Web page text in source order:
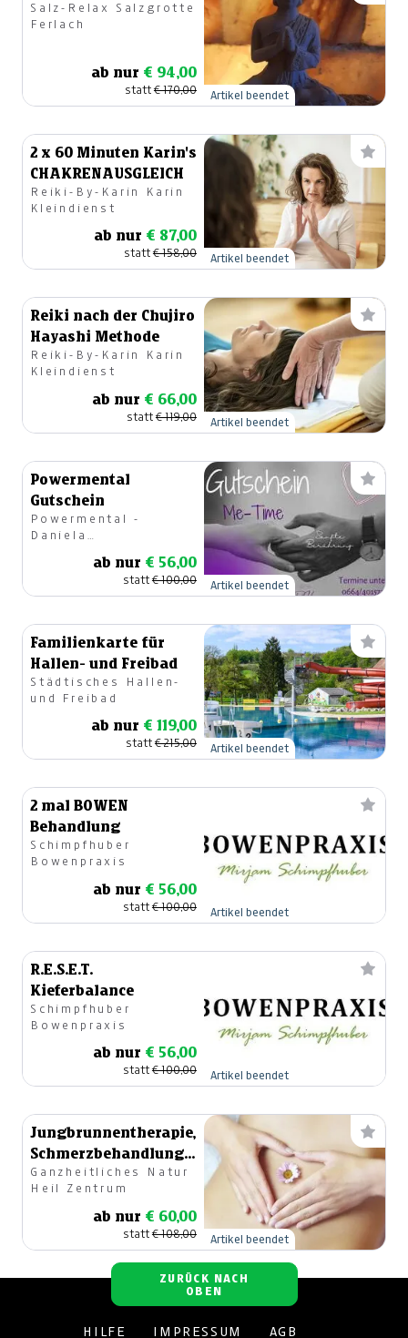
Salz-Relax Salzgrotte
Ferlach
ab nur € 94,00
statt€ 170,00 Artikel beendet
2 x 60 Minuten Karin's
CHAKRENAUSGLEICH
Reiki-By-Karin Karin
Kleindienst
ab nur € 87,00
statt€ 158,00 Artikel beendet
Reiki nach der Chujiro
Hayashi Methode
Reiki-By-Karin Karin
Kleindienst
ab nur € 66,00
statt€ 119,00 Artikel beendet
Powermental
Gutschein
Powermental -
Daniela
ab nur € 56,00
statt€ 100,00 Artikel beendet
Familienkarte für
Hallen- und Freibad
Städtisches Hallen-
und Freibad
ab nur € 119,00
statt€ 215,00 Artikel beendet
2 mal BOWEN
Behandlung
Schimpfhuber
Bowenpraxis
ab nur € 56,00
statt€ 100,00 Artikel beendet
R.E.S.E.T.
Kieferbalance
Schimpfhuber
Bowenpraxis
ab nur € 56,00
statt€ 100,00 Artikel beendet
Jungbrunnentherapie,
Schmerzbehandlung,
Basen-Wickel,
Fettabbau
Ganzheitliches Natur
Heil Zentrum
ab nur € 60,00
statt€ 108,00 Artikel beendet
ZURÜCK NACH
OBEN
HILFE IMPRESSUM AGB